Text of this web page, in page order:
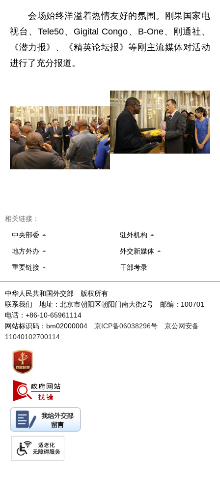
会场始终洋溢着热情友好的氛围。刚果国家电
视台、Tele50、Gigital Congo、B-One、刚通社、
《潜力报》、《精英论坛报》等刚主流媒体对活动
进行了充分报道。
相关链接：
中央部委 驻外机构
地方外办 外交新媒体
重要链接 干部考录
中华人民共和国外交部 版权所有
联系我们 地址：北京市朝阳区朝阳门南大街2号 邮编：100701
电话：+86-10-65961114
网站标识码：bm02000004 京ICP备06038296号
京公网安备
11040102700114